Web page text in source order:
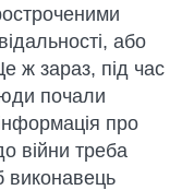
або
ж зараз, під час
почали
про
війни треба